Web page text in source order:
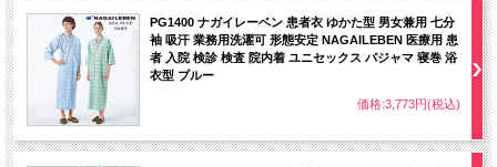
PG1400 ナガイレーベン 患者衣 ゆかた型 男女兼用 七分
袖 吸汗 業務用洗濯可 形態安定 NAGAILEBEN 医療用 患
者 入院 検診 検査 院内着 ユニセックス パジャマ 寝巻 浴
衣型 ブルー
価格:3,773円(税込)